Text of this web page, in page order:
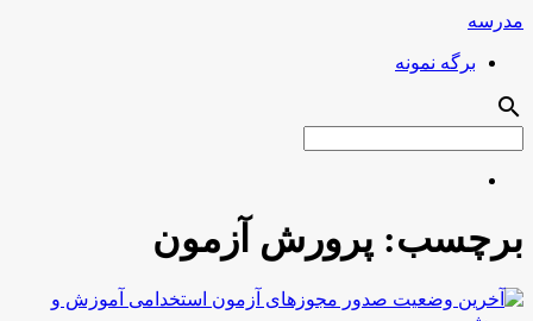
مدرسه
برگه نمونه
search
برچسب: پرورش آزمون